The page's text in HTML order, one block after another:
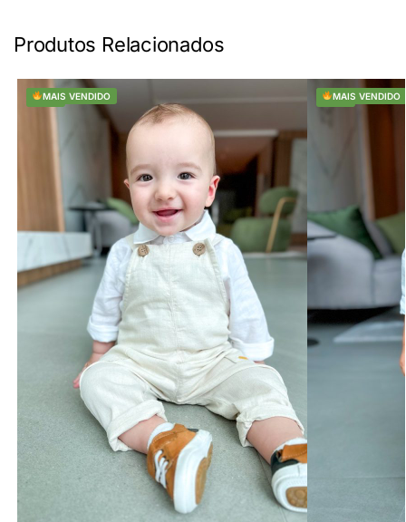
Produtos Relacionados
-23%
MAIS VENDIDO -29%
MAIS VENDIDO